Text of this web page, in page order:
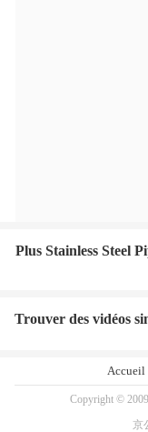
Plus Stainless Steel
Trouver des vidéos
Accueil
Copyright ©
京